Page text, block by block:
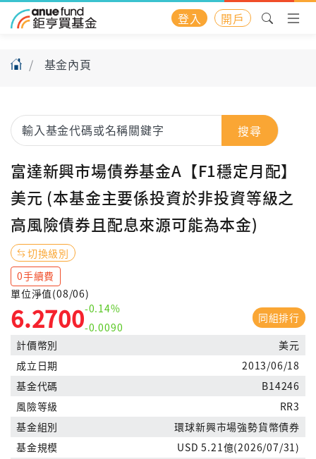
登入 開戶
基金內頁
搜尋
富達新興市場債券基金A【F1穩定月配】
美元 (本基金主要係投資於非投資等級之
高風險債券且配息來源可能為本金)
切換級別
0手續費
單位淨值(08/06)
6.2700-0.14%
-0.0090
同組排行
計價幣別
美元
成立日期
2013/06/18
基金代碼
B14246
風險等級
RR3
基金組別
環球新興市場強勢貨幣債券
基金規模
USD 5.21億(2026/07/31)